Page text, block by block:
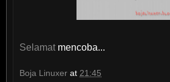
Selamat mencoba...
Boja Linuxer at21:45